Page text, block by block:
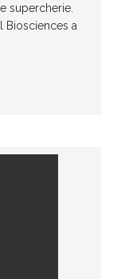
supercherie.
Biosciences a